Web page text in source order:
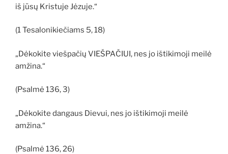
iš jūsų Kristuje Jėzuje.“
(1 Tesalonikiečiams 5, 18)
„Dėkokite viešpačių VIEŠPAČIUI, nes jo ištikimoji meilė
amžina.“
(Psalmė 136, 3)
„Dėkokite dangaus Dievui, nes jo ištikimoji meilė
amžina.“
(Psalmė 136, 26)